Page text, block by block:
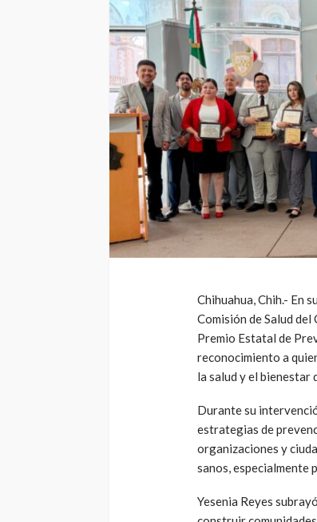
Chihuahua, Chih.- En
Comisión de Salud
Premio Estatal de
reconocimiento a
la salud y el bienestar
Durante su
estrategias de
organizaciones y
sanos, especialmente
Yesenia Reyes